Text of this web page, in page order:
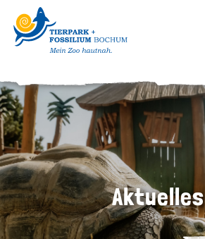
Aktuelles